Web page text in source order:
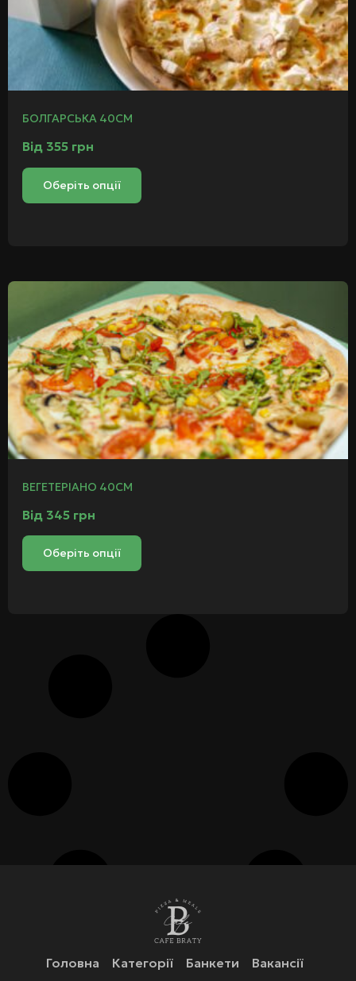
БОЛГАРСЬКА 40СМ
Від 355 грн
Оберіть опції
ВЕГЕТЕРІАНО 40СМ
Від 345 грн
Оберіть опції
Головна Категорії Банкети Вакансії